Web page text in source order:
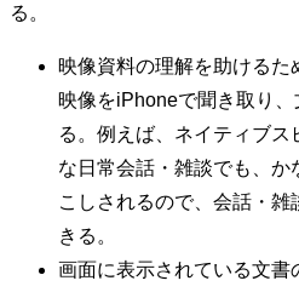
る。
映像資料の理解を助ける
映像をiPhoneで聞き取り
る。例えば、ネイティブ
な日常会話・雑談でも、
こしされるので、会話・
きる。
画面に表示されている文書